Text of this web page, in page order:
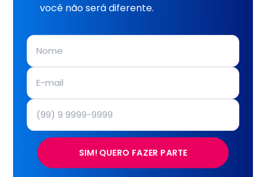
você não será diferente.
SIM! QUERO FAZER PARTE